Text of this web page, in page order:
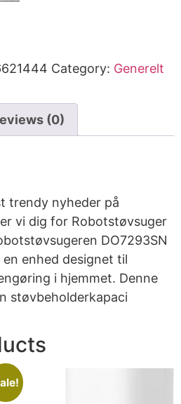
Category: Generelt
(0)
trendy nyheder på
vi dig for Robotstøvsuger
DO7293SN
enhed designet til
i hjemmet. Denne
støvbeholderkapaci